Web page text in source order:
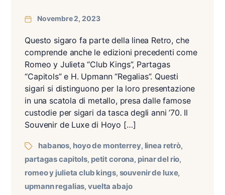
Novembre 2, 2023
Questo sigaro fa parte della linea Retro, che
comprende anche le edizioni precedenti come
Romeo y Julieta “Club Kings”, Partagas
“Capitols” e H. Upmann “Regalias”. Questi
sigari si distinguono per la loro presentazione
in una scatola di metallo, presa dalle famose
custodie per sigari da tasca degli anni ’70. Il
Souvenir de Luxe di Hoyo […]
habanos, hoyo de monterrey, linea retrò,
partagas capitols, petit corona, pinar del rio,
romeo y julieta club kings, souvenir de luxe,
upmann regalias,vuelta abajo